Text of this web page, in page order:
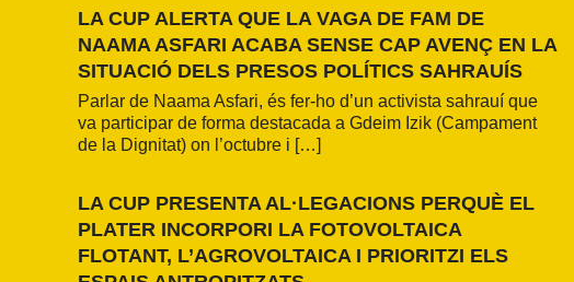
LA CUP ALERTA QUE LA VAGA DE FAM DE
NAAMA ASFARI ACABA SENSE CAP AVENÇ EN LA
SITUACIÓ DELS PRESOS POLÍTICS SAHRAUÍS
Parlar de Naama Asfari, és fer-ho d’un activista sahrauí que
va participar de forma destacada a Gdeim Izik (Campament
de la Dignitat) on l’octubre i […]
LA CUP PRESENTA AL·LEGACIONS PERQUÈ EL
PLATER INCORPORI LA FOTOVOLTAICA
FLOTANT, L’AGROVOLTAICA I PRIORITZI ELS